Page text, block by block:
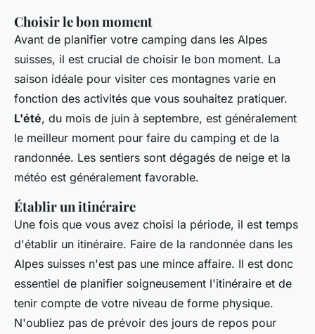
Choisir le bon moment
Avant de planifier votre camping dans les Alpes
suisses, il est crucial de choisir le bon moment. La
saison idéale pour visiter ces montagnes varie en
fonction des activités que vous souhaitez pratiquer.
L'été, du mois de juin à septembre, est généralement
le meilleur moment pour faire du camping et de la
randonnée. Les sentiers sont dégagés de neige et la
météo est généralement favorable.
Établir un itinéraire
Une fois que vous avez choisi la période, il est temps
d'établir un itinéraire. Faire de la randonnée dans les
Alpes suisses n'est pas une mince affaire. Il est donc
essentiel de planifier soigneusement l'itinéraire et de
tenir compte de votre niveau de forme physique.
N'oubliez pas de prévoir des jours de repos pour